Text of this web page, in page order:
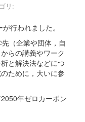
リ:
行われました。
（企業や団体，自
らの講義やワーク
と解決法などにつ
ために，大いに参
年ゼロカーボン